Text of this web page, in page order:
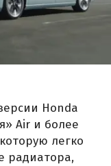
Honda
Air и более
легко
радиатора,